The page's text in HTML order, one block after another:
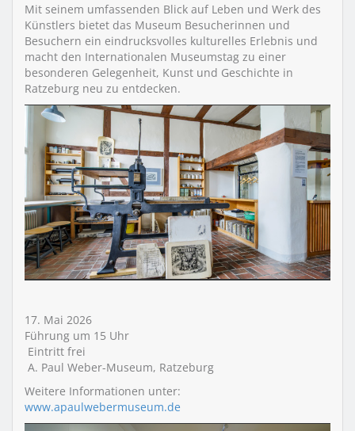
Mit seinem umfassenden Blick auf Leben und Werk des
Künstlers bietet das Museum Besucherinnen und
Besuchern ein eindrucksvolles kulturelles Erlebnis und
macht den Internationalen Museumstag zu einer
besonderen Gelegenheit, Kunst und Geschichte in
Ratzeburg neu zu entdecken.
17. Mai 2026
Führung um 15 Uhr
Eintritt frei
A. Paul Weber-Museum, Ratzeburg
Weitere Informationen unter:
www.apaulwebermuseum.de